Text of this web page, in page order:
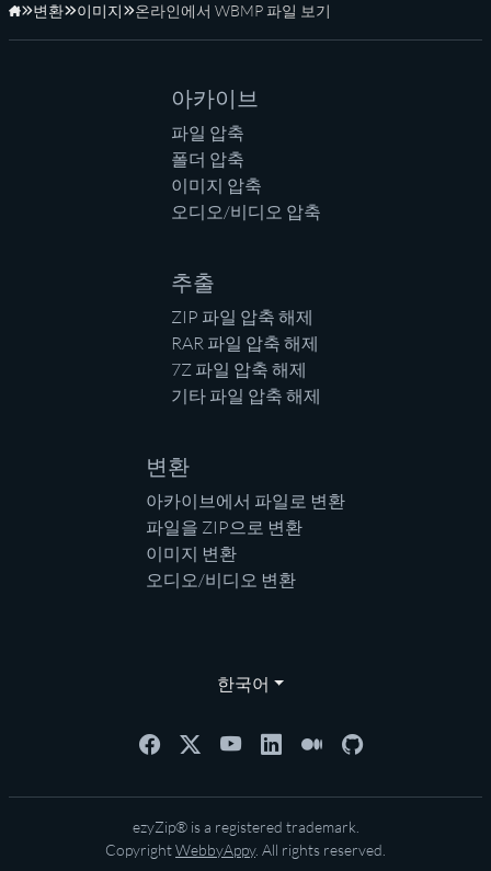
홈페이지
변환 이미지 온라인에서 WBMP 파일 보기
아카이브
파일 압축
폴더 압축
이미지 압축
오디오/비디오 압축
추출
ZIP 파일 압축 해제
RAR 파일 압축 해제
7Z 파일 압축 해제
기타 파일 압축 해제
변환
아카이브에서 파일로 변환
파일을 ZIP으로 변환
이미지 변환
오디오/비디오 변환
한국어
ezyZip® is a registered trademark.
CopyrightWebbyAppy. All rights reserved.